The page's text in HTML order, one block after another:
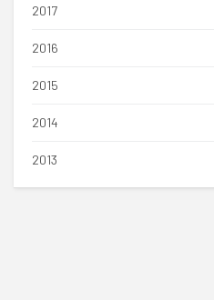
2017
2016
2015
2014
2013